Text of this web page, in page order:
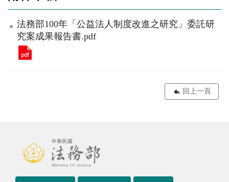
法務部100年「公益法人制度改進之研究」委託研
究案成果報告書.pdf
回上一頁